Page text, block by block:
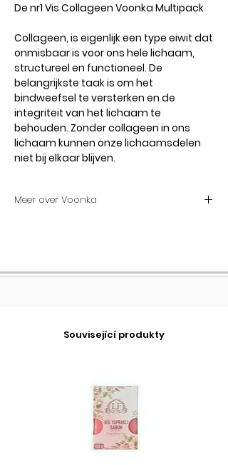
De nr1 Vis Collageen Voonka Multipack
Collageen, is eigenlijk een type eiwit dat
onmisbaar is voor ons hele lichaam,
structureel en functioneel. De
belangrijkste taak is om het
bindweefsel te versterken en de
integriteit van het lichaam te
behouden. Zonder collageen in ons
lichaam kunnen onze lichaamsdelen
niet bij elkaar blijven.
Meer over Voonka
gehydrolyseerd collageen en
mg type 2 collageen en 100 mg type
Actieve ingrediënten en hun taken
Extra vitamine C in Voonka Multi
Collagen Powder poeder collageen
supplement, door gebruikers ook wel
bekend als Voonka Collagen 123:
Související produkty